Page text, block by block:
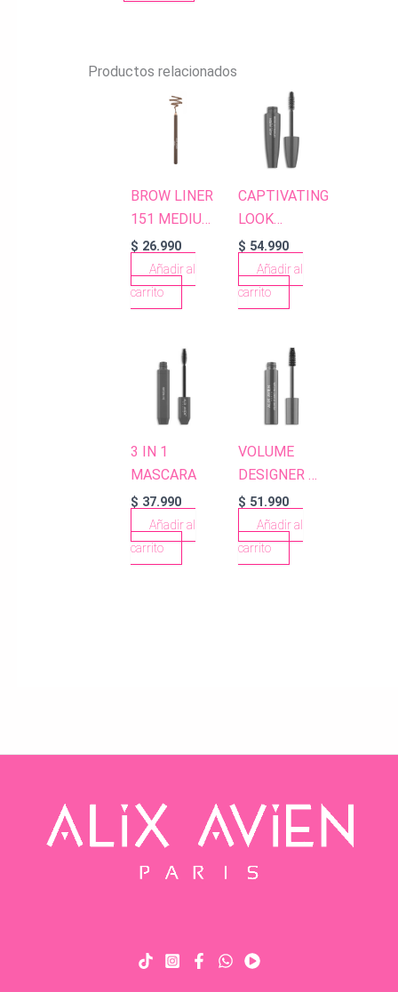
Productos relacionados
BROW LINER
151 MEDIUM
BROWN
$ 26.990
Añadir al
carrito
CAPTIVATING
LOOK
MASCARA
$ 54.990
Añadir al
carrito
3 IN 1
MASCARA
$ 37.990
Añadir al
carrito
VOLUME
DESIGNER
MASCARA
$ 51.990
Añadir al
carrito